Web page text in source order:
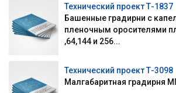
Технический проект Т-1837
Башенные градирни с
пленочным оросителями
,64,144 и 256...
Технический проект Т-3098
Малгабаритная градирня